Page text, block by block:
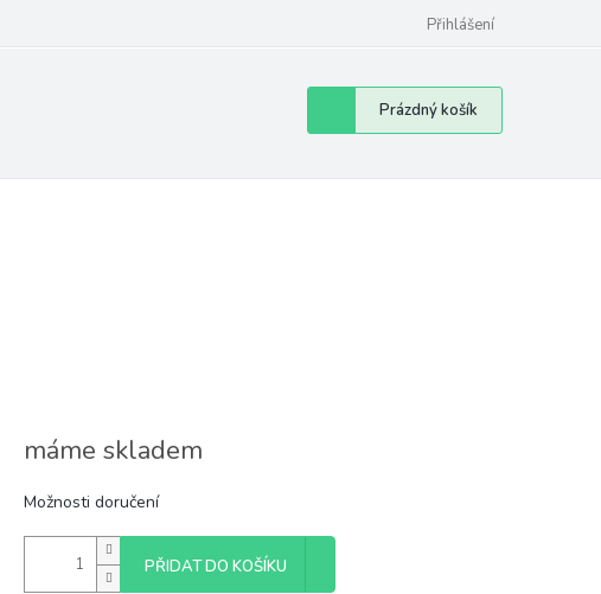
Přihlášení
Nákupní
košík
Prázdný košík
máme skladem
Možnosti doručení
PŘIDAT DO KOŠÍKU